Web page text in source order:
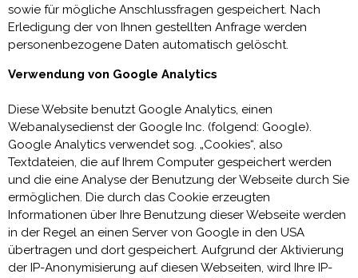
sowie für mögliche Anschlussfragen gespeichert. Nach
Erledigung der von Ihnen gestellten Anfrage werden
personenbezogene Daten automatisch gelöscht.
Verwendung von Google Analytics
Diese Website benutzt Google Analytics, einen
Webanalysedienst der Google Inc. (folgend: Google).
Google Analytics verwendet sog. „Cookies“, also
Textdateien, die auf Ihrem Computer gespeichert werden
und die eine Analyse der Benutzung der Webseite durch Sie
ermöglichen. Die durch das Cookie erzeugten
Informationen über Ihre Benutzung dieser Webseite werden
in der Regel an einen Server von Google in den USA
übertragen und dort gespeichert. Aufgrund der Aktivierung
der IP-Anonymisierung auf diesen Webseiten, wird Ihre IP-